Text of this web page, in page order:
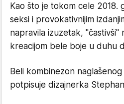
Kao što je tokom cele 2018.
seksi i provokativnijim
napravila izuzetak, "častivši"
kreacijom bele boje u duhu
Beli kombinezon
potpisuje dizajnerka